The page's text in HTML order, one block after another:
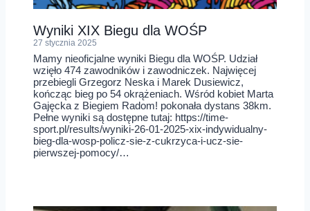
Wyniki XIX Biegu dla WOŚP
27 stycznia 2025
Mamy nieoficjalne wyniki Biegu dla WOŚP. Udział
wzięło 474 zawodników i zawodniczek. Najwięcej
przebiegli Grzegorz Neska i Marek Dusiewicz,
kończąc bieg po 54 okrążeniach. Wśród kobiet Marta
Gajęcka z Biegiem Radom! pokonała dystans 38km.
Pełne wyniki są dostępne tutaj: https://time-
sport.pl/results/wyniki-26-01-2025-xix-indywidualny-
bieg-dla-wosp-policz-sie-z-cukrzyca-i-ucz-sie-
pierwszej-pomocy/…